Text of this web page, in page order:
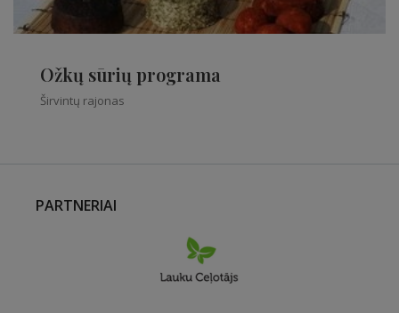
Ožkų sūrių programa
Širvintų rajonas
PARTNERIAI